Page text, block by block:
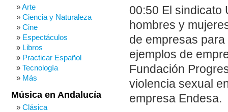
00:50 El sindicato
hombres y
de empresas
ejemplos de
Fundación
violencia sexual
empresa Endesa.
Arte
Ciencia y Naturaleza
Cine
Espectáculos
Libros
Practicar Español
Tecnología
Más
Música en Andalucía
Clásica